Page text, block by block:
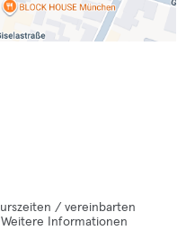
/ vereinbarten
Informationen